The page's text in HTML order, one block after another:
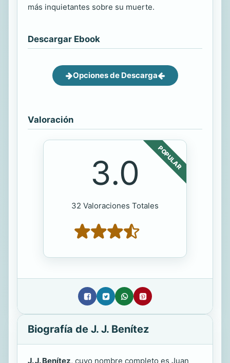
más inquietantes sobre su muerte.
Descargar Ebook
Opciones de Descarga
Valoración
POPULAR
3.0
32 Valoraciones Totales
Biografía de J. J. Benítez
J. J. Benítez, cuyo nombre completo es Juan